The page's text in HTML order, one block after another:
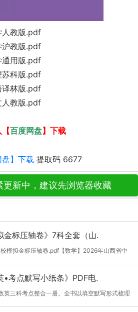
人教版.pdf
沪教版.pdf
通用版.pdf
苏科版.pdf
译林版.pdf
人教版.pdf
百度网盘】下载
】下载 提取码 6677
更新中，建议先浏览器收藏
标压轴卷》7科全套（山.
模拟金标压轴卷.pdf【数学】2026年山西省中
考点默写小纸条》PDF电.
英三科考点整合一册。全书以填空默写形式梳理